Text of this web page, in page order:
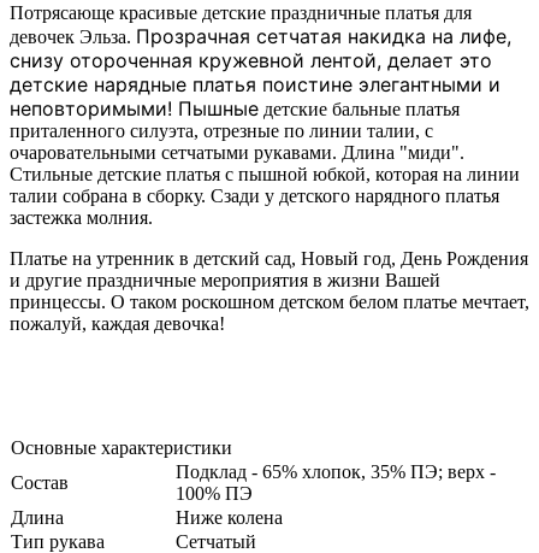
Потрясающе красивые детские праздничные платья для
девочек Эльза. Прозрачная сетчатая накидка на лифе,
снизу отороченная кружевной лентой, делает это
детские нарядные платья поистине элегантными и
неповторимыми! Пышные детские бальные платья
приталенного силуэта, отрезные по линии талии, с
очаровательными сетчатыми рукавами. Длина "миди".
Стильные детские платья с пышной юбкой, которая на линии
талии собрана в сборку. Сзади у детского нарядного платья
застежка молния.
Платье на утренник в детский сад, Новый год, День Рождения
и другие праздничные мероприятия в жизни Вашей
принцессы. О таком роскошном детском белом платье мечтает,
пожалуй, каждая девочка!
Основные характеристики
Состав
Подклад - 65% хлопок, 35% ПЭ; верх -
100% ПЭ
Длина
Ниже колена
Тип рукава
Сетчатый